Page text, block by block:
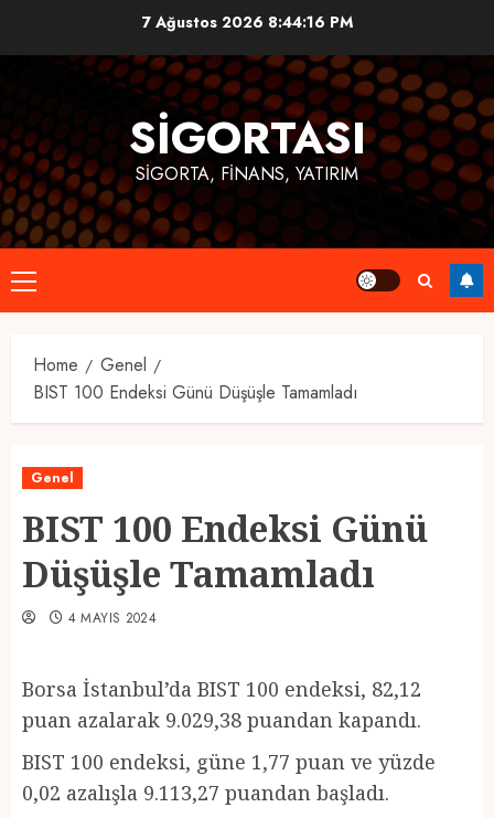
7 Ağustos 2026 8:44:17 PM
SIGORTASI
SIGORTA, FINANS, YATIRIM
Primary
Menu
Home
Genel
BIST 100 Endeksi Günü Düşüşle Tamamladı
Genel
BIST 100 Endeksi Günü
Düşüşle Tamamladı
4 MAYIS 2024
Borsa İstanbul’da BIST 100 endeksi, 82,12
puan azalarak 9.029,38 puandan kapandı.
BIST 100 endeksi, güne 1,77 puan ve yüzde
0,02 azalışla 9.113,27 puandan başladı.